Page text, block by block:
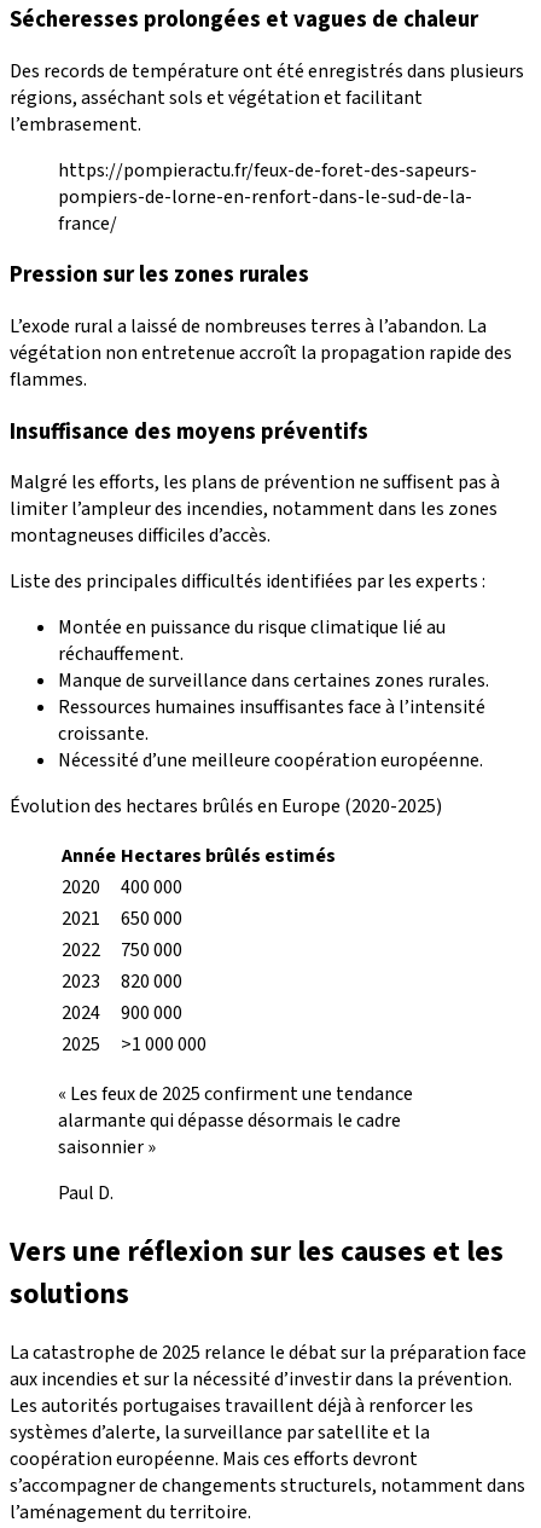
Sécheresses prolongées et vagues de chaleur
Des records de température ont été enregistrés dans plusieurs
régions, asséchant sols et végétation et facilitant
l’embrasement.
https://pompieractu.fr/feux-de-foret-des-sapeurs-
pompiers-de-lorne-en-renfort-dans-le-sud-de-la-
france/
Pression sur les zones rurales
L’exode rural a laissé de nombreuses terres à l’abandon. La
végétation non entretenue accroît la propagation rapide des
flammes.
Insuffisance des moyens préventifs
Malgré les efforts, les plans de prévention ne suffisent pas à
limiter l’ampleur des incendies, notamment dans les zones
montagneuses difficiles d’accès.
Liste des principales difficultés identifiées par les experts :
Montée en puissance du risque climatique lié au
réchauffement.
Manque de surveillance dans certaines zones rurales.
Ressources humaines insuffisantes face à l’intensité
croissante.
Nécessité d’une meilleure coopération européenne.
Évolution des hectares brûlés en Europe (2020-2025)
Année Hectares brûlés estimés
2020
400 000
2021
650 000
2022
750 000
2023
820 000
2024
900 000
2025
>1 000 000
« Les feux de 2025 confirment une tendance
alarmante qui dépasse désormais le cadre
saisonnier »
Paul D.
Vers une réflexion sur les causes et les
solutions
La catastrophe de 2025 relance le débat sur la préparation face
aux incendies et sur la nécessité d’investir dans la prévention.
Les autorités portugaises travaillent déjà à renforcer les
systèmes d’alerte, la surveillance par satellite et la
coopération européenne. Mais ces efforts devront
s’accompagner de changements structurels, notamment dans
l’aménagement du territoire.